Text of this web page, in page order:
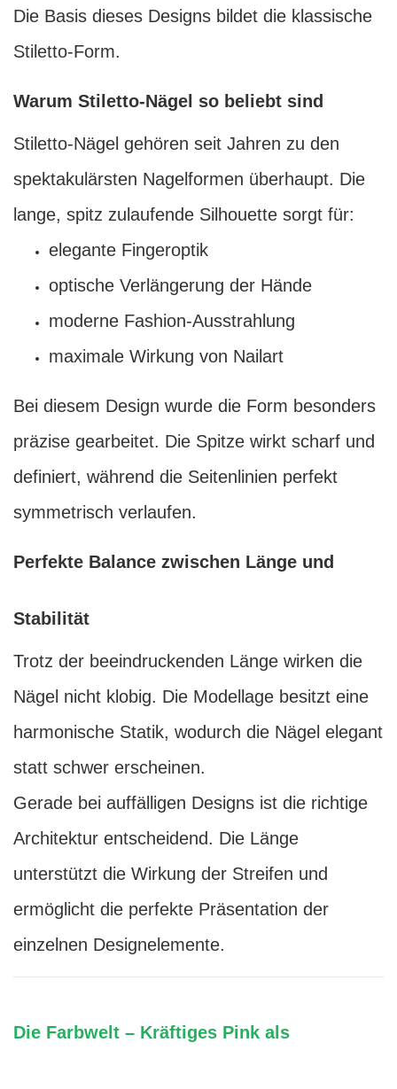
Die Basis dieses Designs bildet die klassische
Stiletto-Form.
Warum Stiletto-Nägel so beliebt sind
Stiletto-Nägel gehören seit Jahren zu den
spektakulärsten Nagelformen überhaupt. Die
lange, spitz zulaufende Silhouette sorgt für:
elegante Fingeroptik
optische Verlängerung der Hände
moderne Fashion-Ausstrahlung
maximale Wirkung von Nailart
Bei diesem Design wurde die Form besonders
präzise gearbeitet. Die Spitze wirkt scharf und
definiert, während die Seitenlinien perfekt
symmetrisch verlaufen.
Perfekte Balance zwischen Länge und
Stabilität
Trotz der beeindruckenden Länge wirken die
Nägel nicht klobig. Die Modellage besitzt eine
harmonische Statik, wodurch die Nägel elegant
statt schwer erscheinen.
Gerade bei auffälligen Designs ist die richtige
Architektur entscheidend. Die Länge
unterstützt die Wirkung der Streifen und
ermöglicht die perfekte Präsentation der
einzelnen Designelemente.
Die Farbwelt – Kräftiges Pink als